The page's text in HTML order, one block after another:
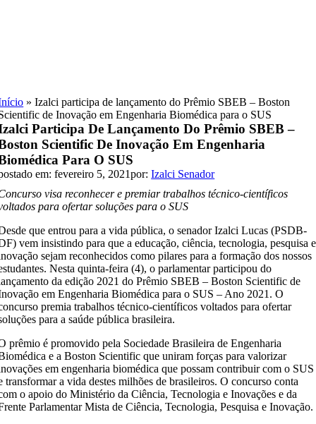
»Izalci participa de lançamento do Prêmio SBEB – Boston
de Inovação em Engenharia Biomédica para o SUS
Participa De Lançamento Do Prêmio SBEB –
Scientific De Inovação Em Engenharia
Para O SUS
em: fevereiro 5, 2021por:Izalci Senador
visa reconhecer e premiar trabalhos técnico-científicos
para ofertar soluções para o SUS
que entrou para a vida pública, o senador Izalci Lucas (PSDB-
vem insistindo para que a educação, ciência, tecnologia, pesquisa e
sejam reconhecidos como pilares para a formação dos nossos
Nesta quinta-feira (4), o parlamentar participou do
da edição 2021 do Prêmio SBEB – Boston Scientific de
em Engenharia Biomédica para o SUS – Ano 2021. O
premia trabalhos técnico-científicos voltados para ofertar
para a saúde pública brasileira.
prêmio é promovido pela Sociedade Brasileira de Engenharia
e a Boston Scientific que uniram forças para valorizar
em engenharia biomédica que possam contribuir com o SUS
transformar a vida destes milhões de brasileiros. O concurso conta
o apoio do Ministério da Ciência, Tecnologia e Inovações e da
Parlamentar Mista de Ciência, Tecnologia, Pesquisa e Inovação.